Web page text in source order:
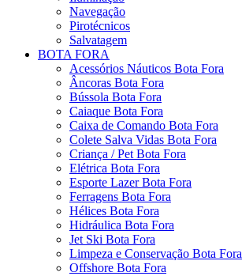
Navegação
Pirotécnicos
Salvatagem
BOTA FORA
Acessórios Náuticos Bota Fora
Âncoras Bota Fora
Bússola Bota Fora
Caiaque Bota Fora
Caixa de Comando Bota Fora
Colete Salva Vidas Bota Fora
Criança / Pet Bota Fora
Elétrica Bota Fora
Esporte Lazer Bota Fora
Ferragens Bota Fora
Hélices Bota Fora
Hidráulica Bota Fora
Jet Ski Bota Fora
Limpeza e Conservação Bota Fora
Offshore Bota Fora